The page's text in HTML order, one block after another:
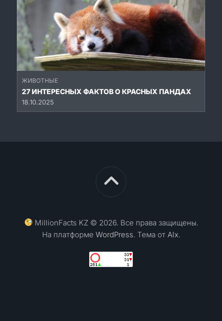
ЖИВОТНЫЕ
27 ИНТЕРЕСНЫХ ФАКТОВ О КРАСНЫХ ПАНДАХ
18.10.2025
MillionFacts KZ © 2026. Все права защищены.
На платформе WordPress. Тема от Alx.